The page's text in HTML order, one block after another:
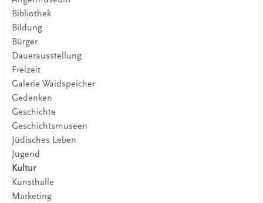
Bibliothek
Bildung
Bürger
Dauerausstellung
Freizeit
Galerie Waidspeicher
Gedenken
Geschichte
Geschichtsmuseen
Jüdisches Leben
Jugend
Kultur
Kunsthalle
Marketing